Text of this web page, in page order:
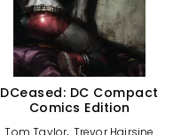
DCeased: DC Compact
Comics Edition
Tom Taylor, Trevor Hairsine